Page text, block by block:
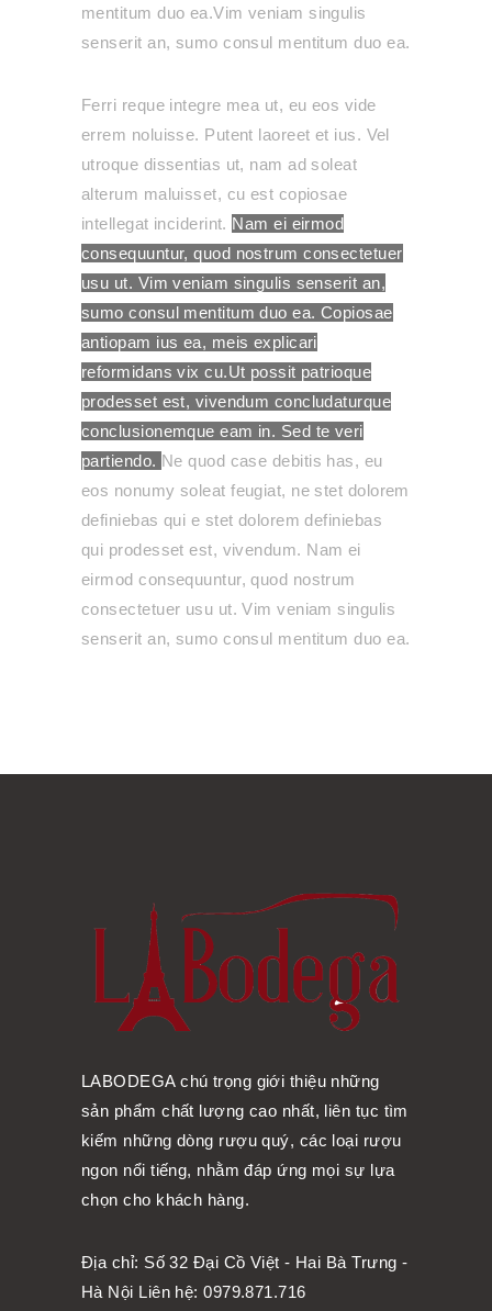
mentitum duo ea.Vim veniam singulis
senserit an, sumo consul mentitum duo ea.
Ferri reque integre mea ut, eu eos vide
errem noluisse. Putent laoreet et ius. Vel
utroque dissentias ut, nam ad soleat
alterum maluisset, cu est copiosae
intellegat inciderint. Nam ei eirmod
consequuntur, quod nostrum consectetuer
usu ut. Vim veniam singulis senserit an,
sumo consul mentitum duo ea. Copiosae
antiopam ius ea, meis explicari
reformidans vix cu.Ut possit patrioque
prodesset est, vivendum concludaturque
conclusionemque eam in. Sed te veri
partiendo. Ne quod case debitis has, eu
eos nonumy soleat feugiat, ne stet dolorem
definiebas qui e stet dolorem definiebas
qui prodesset est, vivendum. Nam ei
eirmod consequuntur, quod nostrum
consectetuer usu ut. Vim veniam singulis
senserit an, sumo consul mentitum duo ea.
LABODEGA chú trọng giới thiệu những
sản phẩm chất lượng cao nhất, liên tục tìm
kiếm những dòng rượu quý, các loại rượu
ngon nổi tiếng, nhằm đáp ứng mọi sự lựa
chọn cho khách hàng.
Địa chỉ: Số 32 Đại Cồ Việt - Hai Bà Trưng -
Hà Nội Liên hệ: 0979.871.716